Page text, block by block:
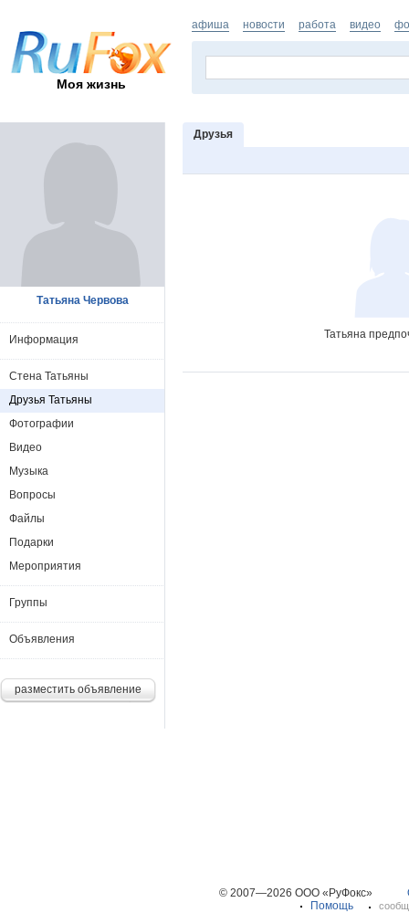
Моя жизнь
афиша новости работа видео
Друзья
Татьяна
Татьяна Червова
Информация
Стена Татьяны
Друзья Татьяны
Фотографии
Видео
Музыка
Вопросы
Файлы
Подарки
Мероприятия
Группы
Объявления
разместить объявление
© 2007—2026 ООО «РуФокс»
Помощь